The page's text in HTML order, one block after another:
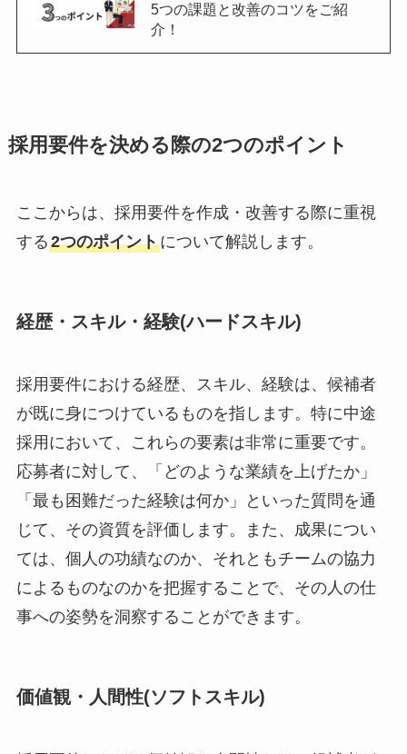
5つの課題と改善のコツをご紹
介！
採用要件を決める際の2つのポイント
ここからは、採用要件を作成・改善する際に重視
する2つのポイントについて解説します。
経歴・スキル・経験(ハードスキル)
採用要件における経歴、スキル、経験は、候補者
が既に身につけているものを指します。特に中途
採用において、これらの要素は非常に重要です。
応募者に対して、「どのような業績を上げたか」
「最も困難だった経験は何か」といった質問を通
じて、その資質を評価します。また、成果につい
ては、個人の功績なのか、それともチームの協力
によるものなのかを把握することで、その人の仕
事への姿勢を洞察することができます。
価値観・人間性(ソフトスキル)